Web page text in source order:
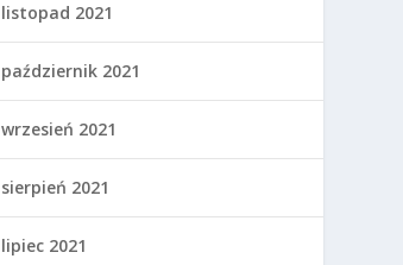
listopad 2021
październik 2021
wrzesień 2021
sierpień 2021
lipiec 2021